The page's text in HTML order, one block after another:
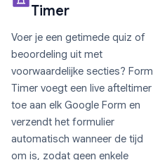
Timer
Voer je een getimede quiz of
beoordeling uit met
voorwaardelijke secties? Form
Timer voegt een live afteltimer
toe aan elk Google Form en
verzendt het formulier
automatisch wanneer de tijd
om is, zodat geen enkele